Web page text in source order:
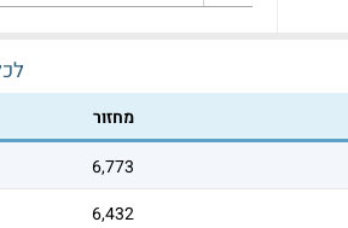
מחזור
6,773
6,432